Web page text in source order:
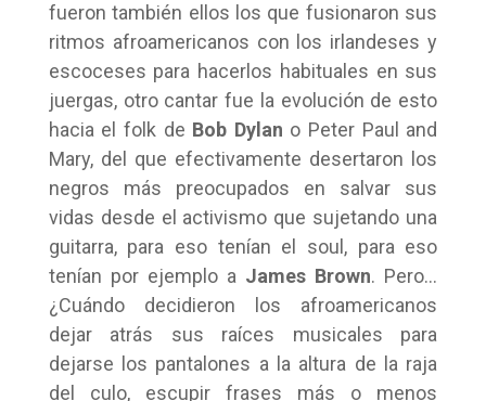
fueron también ellos los que fusionaron sus
ritmos afroamericanos con los irlandeses y
escoceses para hacerlos habituales en sus
juergas, otro cantar fue la evolución de esto
hacia el folk de Bob Dylan o Peter Paul and
Mary, del que efectivamente desertaron los
negros más preocupados en salvar sus
vidas desde el activismo que sujetando una
guitarra, para eso tenían el soul, para eso
tenían por ejemplo a James Brown. Pero…
¿Cuándo decidieron los afroamericanos
dejar atrás sus raíces musicales para
dejarse los pantalones a la altura de la raja
del culo, escupir frases más o menos